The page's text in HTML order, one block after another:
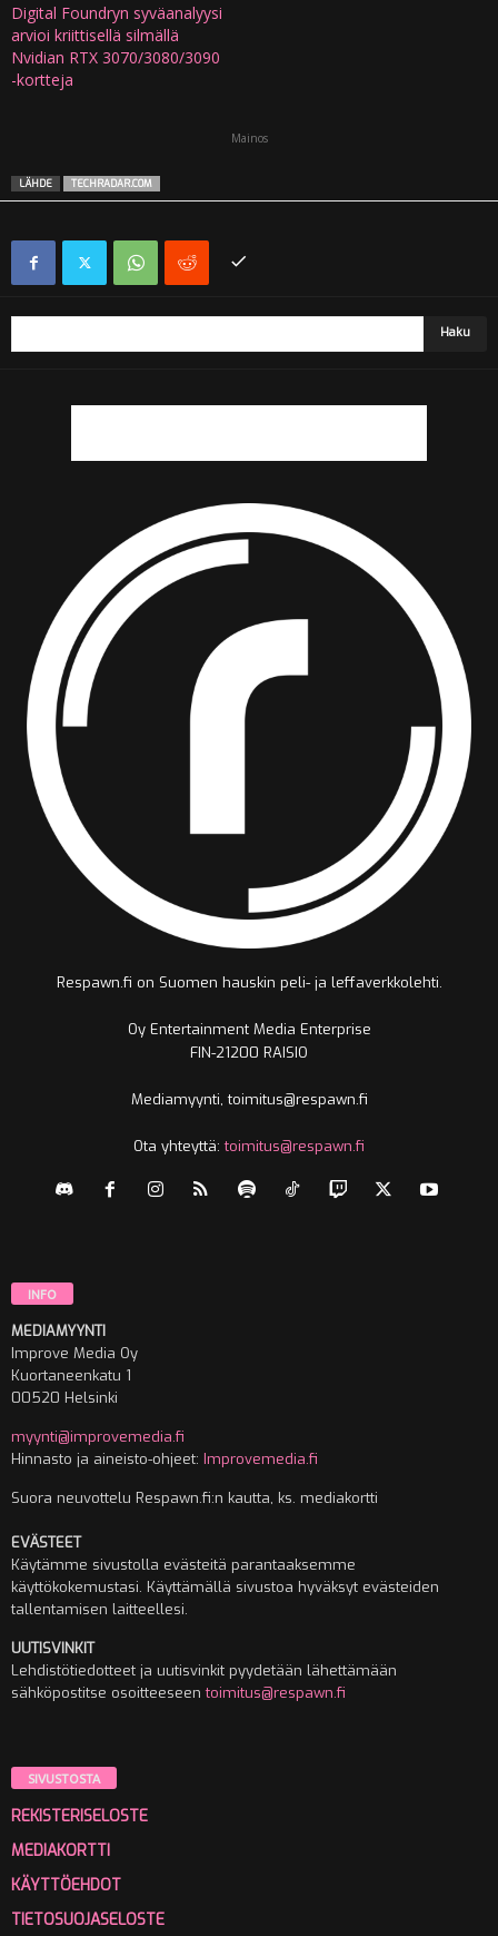
Digital Foundryn syväanalyysi
arvioi kriittisellä silmällä
Nvidian RTX 3070/3080/3090
-kortteja
Mainos
LÄHDE TECHRADAR.COM
Respawn.fi on Suomen hauskin peli- ja leffaverkkolehti.
Oy Entertainment Media Enterprise
FIN-21200 RAISIO
Mediamyynti, toimitus@respawn.fi
Ota yhteyttä:toimitus@respawn.fi
INFO
MEDIAMYYNTI
Improve Media Oy
Kuortaneenkatu 1
00520 Helsinki
myynti@improvemedia.fi
Hinnasto ja aineisto-ohjeet: Improvemedia.fi
Suora neuvottelu Respawn.fi:n kautta, ks. mediakortti
EVÄSTEET
Käytämme sivustolla evästeitä parantaaksemme
käyttökokemustasi. Käyttämällä sivustoa hyväksyt evästeiden
tallentamisen laitteellesi.
UUTISVINKIT
Lehdistötiedotteet ja uutisvinkit pyydetään lähettämään
sähköpostitse osoitteeseentoimitus@respawn.fi
SIVUSTOSTA
REKISTERISELOSTE
MEDIAKORTTI
KÄYTTÖEHDOT
TIETOSUOJASELOSTE